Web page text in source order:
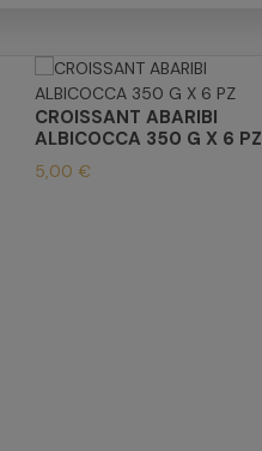
CROISSANT ABARIBI
ALBICOCCA 350 G X 6 PZ
5,00 €